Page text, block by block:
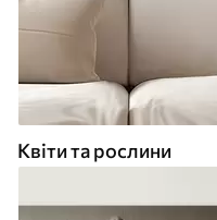
Квіти та рослини